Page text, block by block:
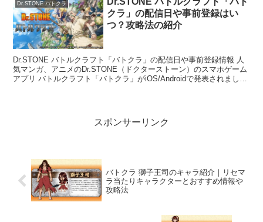
Dr.STONE バトクラ
クラ」の配信日や事前登録はい
つ？攻略法の紹介
Dr.STONE バトルクラフト「バトクラ」の配信日や事前登録情報 人
気マンガ、アニメのDr.STONE（ドクターストーン）のスマホゲーム
アプリ バトルクラフト「バトクラ」がiOS/Androidで発表されまし
スポンサーリンク
バトクラ 獅子王司のキャラ紹介｜リセマ
ラ当たりキャラクターとおすすめ情報や
攻略法